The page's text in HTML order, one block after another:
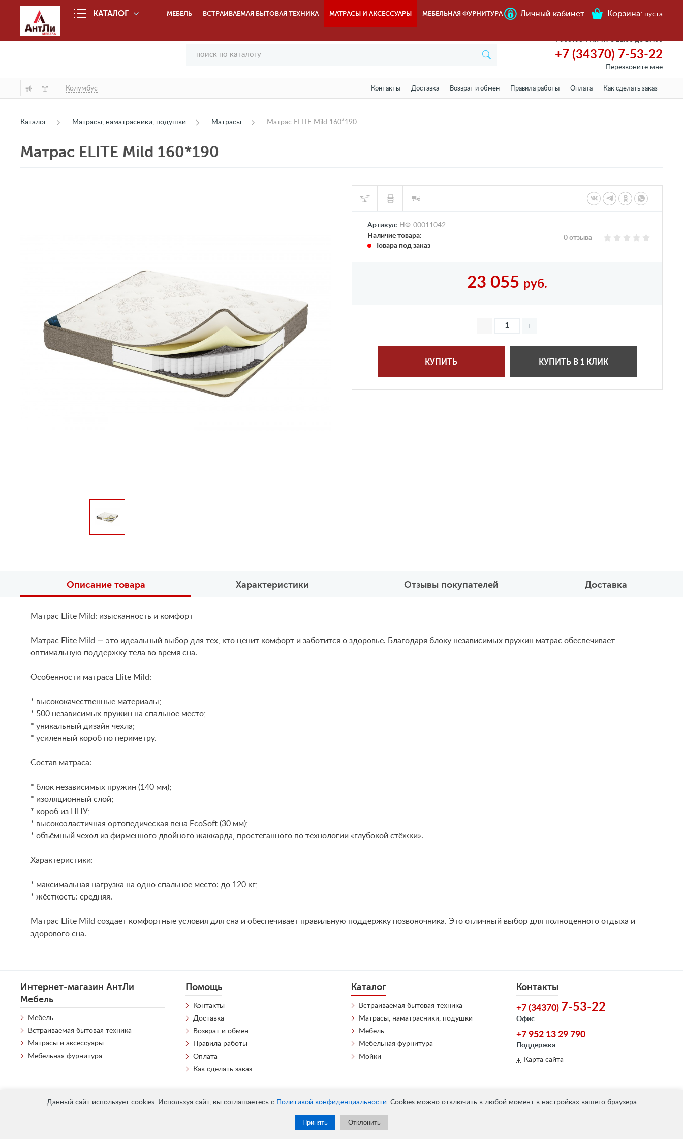
Данный сайт использует cookies. Используя сайт, вы соглашаетесь с Политикой конфиденциальности. Cookies можно отключить в любой момент в настройках вашего браузера
Принять Отклонить
КАТАЛОГ МЕБЕЛЬ ВСТРАИВАЕМАЯ БЫТОВАЯ ТЕХНИКА МАТРАСЫ И АКСЕССУАРЫ МЕБЕЛЬНАЯ ФУРНИТУРА Личный кабинет Корзина: пуста
РаботаемПн-пт с 11.00 до 19.00
+7 (34370) 7-53-22
Перезвоните мне
Колумбус Контакты Доставка Возврат и обмен Правила работы Оплата Как сделать заказ
Каталог Матрасы, наматрасники, подушки Матрасы Матрас ELITE Mild 160*190
Матрас ELITE Mild 160*190
Артикул: НФ-00011042
Наличие товара:
Товара под заказ
0 отзыва
23 055 руб.
КУПИТЬ КУПИТЬ В 1 КЛИК
Описание товара Характеристики Отзывы покупателей Доставка
Матрас Elite Mild: изысканность и комфорт
Матрас Elite Mild — это идеальный выбор для тех, кто ценит комфорт и заботится о здоровье. Благодаря блоку независимых пружин матрас обеспечивает
оптимальную поддержку тела во время сна.
Особенности матраса Elite Mild:
* высококачественные материалы;
* 500 независимых пружин на спальное место;
* уникальный дизайн чехла;
* усиленный короб по периметру.
Состав матраса:
* блок независимых пружин (140 мм);
* изоляционный слой;
* короб из ППУ;
* высокоэластичная ортопедическая пена EcoSoft (30 мм);
* объёмный чехол из фирменного двойного жаккарда, простеганного по технологии «глубокой стёжки».
Характеристики:
* максимальная нагрузка на одно спальное место: до 120 кг;
* жёсткость: средняя.
Матрас Elite Mild создаёт комфортные условия для сна и обеспечивает правильную поддержку позвоночника. Это отличный выбор для полноценного отдыха и
здорового сна.
Интернет-магазин АнтЛи
Мебель
Мебель
Встраиваемая бытовая техника
Матрасы и аксессуары
Мебельная фурнитура
Помощь
Контакты
Доставка
Возврат и обмен
Правила работы
Оплата
Как сделать заказ
Контакты
+7 (34370) 7-53-22
Офис
+7 952 13 29 790
Поддержка
Карта сайта
Каталог
Встраиваемая бытовая техника
Матрасы, наматрасники, подушки
Мебель
Мебельная фурнитура
Мойки